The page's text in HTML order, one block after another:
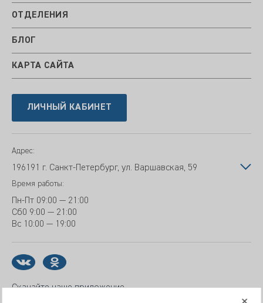
ОТДЕЛЕНИЯ
БЛОГ
КАРТА САЙТА
ЛИЧНЫЙ КАБИНЕТ
Адрес:
196191 г. Санкт-Петербург, ул. Варшавская, 59
Время работы:
Пн-Пт 09:00 — 21:00
Сб0 9:00 — 21:00
Вс 10:00 — 19:00
Скачайте наше приложение